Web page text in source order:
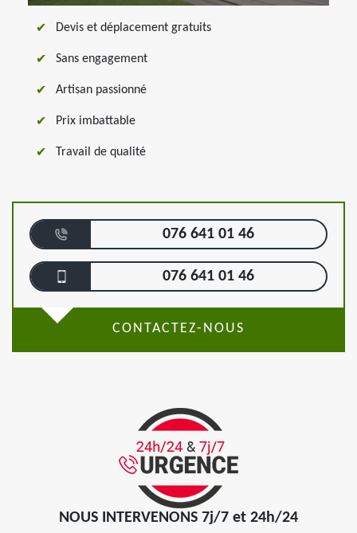
Devis et déplacement gratuits
Sans engagement
Artisan passionné
Prix imbattable
Travail de qualité
076 641 01 46
076 641 01 46
CONTACTEZ-NOUS
NOUS INTERVENONS 7j/7 et 24h/24